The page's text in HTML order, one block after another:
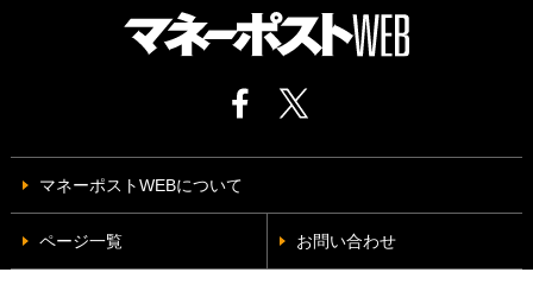
マネーポストWEBについて
ページ一覧 お問い合わせ